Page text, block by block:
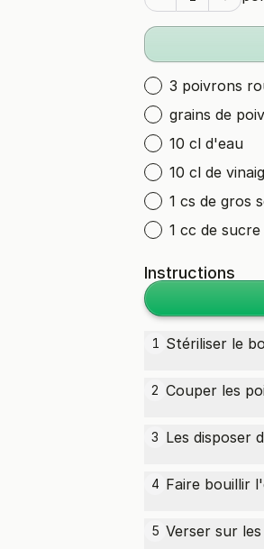
3 poivrons
grains de
10 cl d'eau
10 cl de
1 cs de gros
1 cc de
Instructions
1 Stériliser le
2 Couper les
3 Les disposer
4 Faire bouillir
5 Verser sur